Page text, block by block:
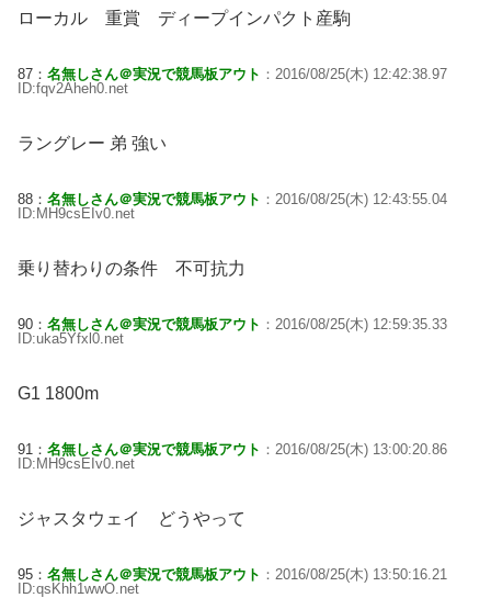
ローカル 重賞 ディープインパクト産駒
87： 名無しさん＠実況で競馬板アウト ：2016/08/25(木) 12:42:38.97
ID:fqv2Aheh0.net
ラングレー 弟 強い
88： 名無しさん＠実況で競馬板アウト ：2016/08/25(木) 12:43:55.04
ID:MH9csEIv0.net
乗り替わりの条件 不可抗力
90： 名無しさん＠実況で競馬板アウト ：2016/08/25(木) 12:59:35.33
ID:uka5Yfxl0.net
G1 1800m
91： 名無しさん＠実況で競馬板アウト ：2016/08/25(木) 13:00:20.86
ID:MH9csEIv0.net
ジャスタウェイ どうやって
95： 名無しさん＠実況で競馬板アウト ：2016/08/25(木) 13:50:16.21
ID:qsKhh1wwO.net